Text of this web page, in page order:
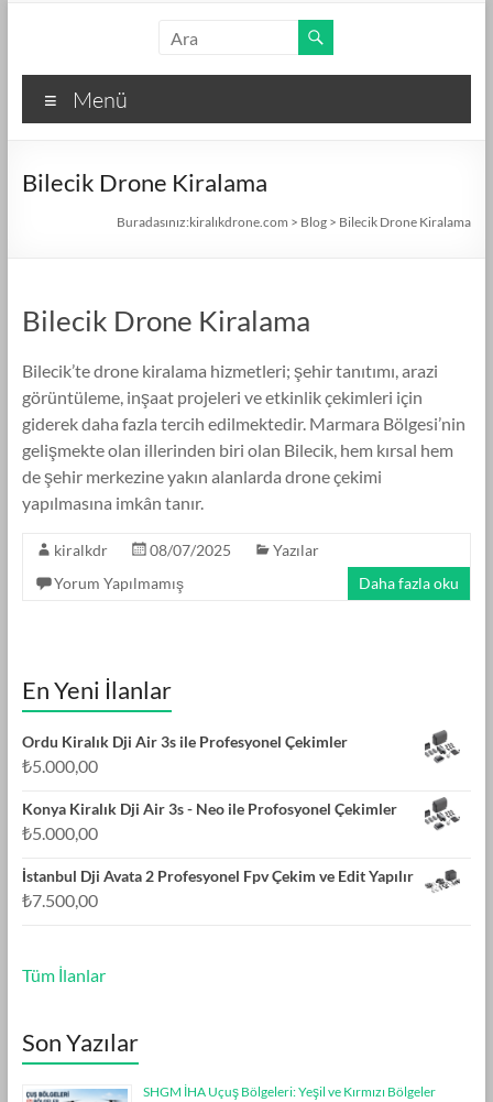
kiralıkdrone.com
Kolay
Kiralama
Menü
Bilecik Drone Kiralama
Buradasınız:kiralıkdrone.com > Blog > Bilecik Drone Kiralama
Bilecik Drone Kiralama
Bilecik’te drone kiralama hizmetleri; şehir tanıtımı, arazi
görüntüleme, inşaat projeleri ve etkinlik çekimleri için
giderek daha fazla tercih edilmektedir. Marmara Bölgesi’nin
gelişmekte olan illerinden biri olan Bilecik, hem kırsal hem
de şehir merkezine yakın alanlarda drone çekimi
yapılmasına imkân tanır.
kiralkdr 08/07/2025
Yazılar
Yorum Yapılmamış
Daha fazla oku
En Yeni İlanlar
Ordu Kiralık Dji Air 3s ile Profesyonel Çekimler
₺5.000,00
Konya Kiralık Dji Air 3s - Neo ile Profosyonel Çekimler
₺5.000,00
İstanbul Dji Avata 2 Profesyonel Fpv Çekim ve Edit Yapılır
₺7.500,00
Tüm İlanlar
Son Yazılar
SHGM İHA Uçuş Bölgeleri: Yeşil ve Kırmızı Bölgeler